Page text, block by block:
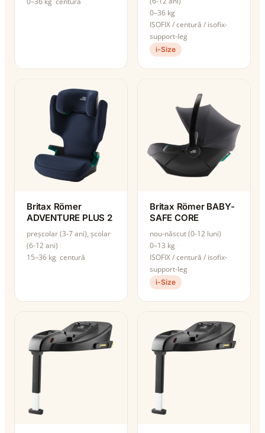
0–36 kg
ISOFIX / centură / isofix-
support-leg
i-Size
Britax Römer
ADVENTURE PLUS 2
preșcolar (3-7 ani), școlar
(6-12 ani)
15–36 kg centură
Britax Römer BABY-
SAFE CORE
nou-născut (0-12 luni)
0–13 kg
ISOFIX / centură / isofix-
support-leg
i-Size